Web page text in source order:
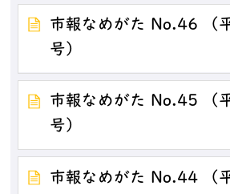
市報なめがた No.46 （
号）
市報なめがた No.45 （
号）
市報なめがた No.44 （